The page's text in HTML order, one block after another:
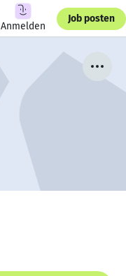
Anmelden
Job posten